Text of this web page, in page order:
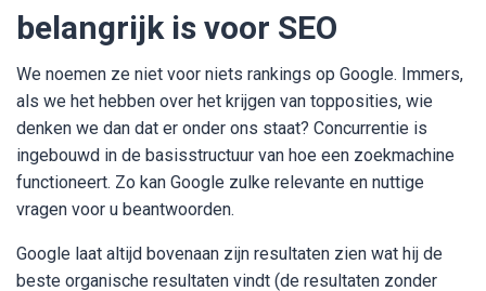
belangrijk is voor SEO
We noemen ze niet voor niets rankings op Google. Immers,
als we het hebben over het krijgen van topposities, wie
denken we dan dat er onder ons staat? Concurrentie is
ingebouwd in de basisstructuur van hoe een zoekmachine
functioneert. Zo kan Google zulke relevante en nuttige
vragen voor u beantwoorden.
Google laat altijd bovenaan zijn resultaten zien wat hij de
beste organische resultaten vindt (de resultaten zonder